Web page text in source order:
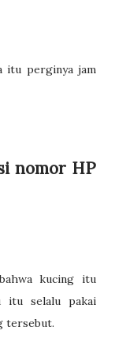
itu perginya jam
nomor HP
kucing itu
itu selalu pakai
tersebut.